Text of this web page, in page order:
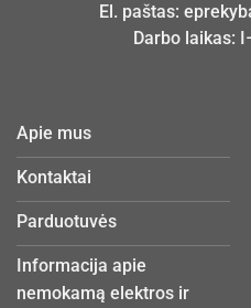
El. paštas:
Darbo laikas:
Apie mus
Kontaktai
Parduotuvės
Informacija apie
nemokamą elektros ir